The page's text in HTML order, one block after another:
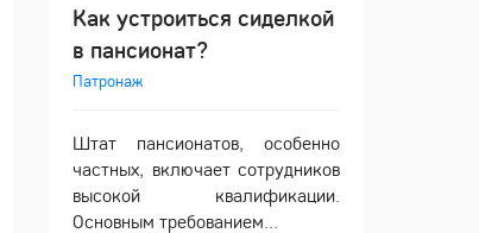
Как устроиться сиделкой
в пансионат?
Патронаж
Штат пансионатов, особенно
частных, включает сотрудников
высокой квалификации.
Основным требованием...